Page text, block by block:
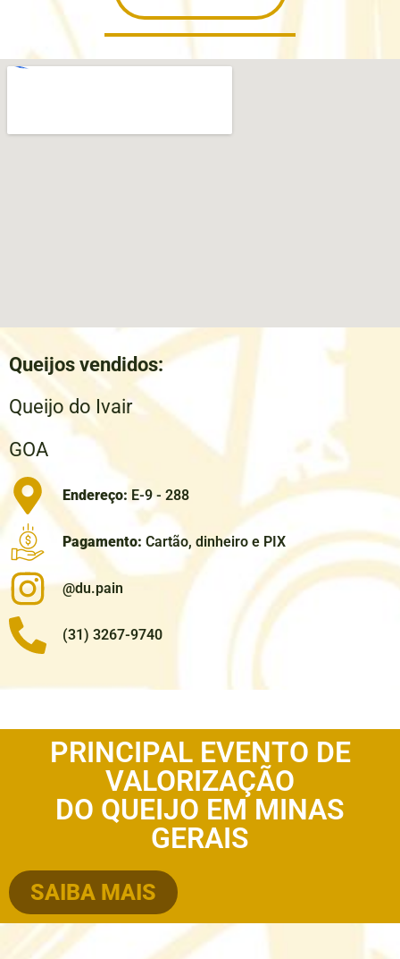
Queijos vendidos:
Queijo do Ivair
GOA
Endereço: E-9 - 288
Pagamento: Cartão, dinheiro e PIX
@du.pain
(31) 3267-9740
PRINCIPAL EVENTO DE
VALORIZAÇÃO
DO QUEIJO EM MINAS
GERAIS
SAIBA MAIS